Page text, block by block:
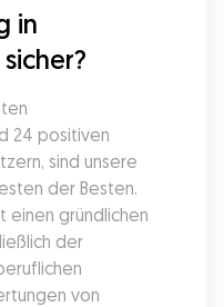
in
24 positiven
sind unsere
der Besten.
einen gründlichen
der
von